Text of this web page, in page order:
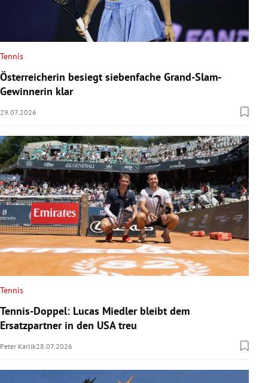
Tennis
Österreicherin besiegt siebenfache Grand-Slam-
Gewinnerin klar
29.07.2026
Tennis
Tennis-Doppel: Lucas Miedler bleibt dem
Ersatzpartner in den USA treu
Peter Karlik28.07.2026